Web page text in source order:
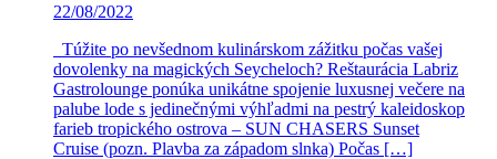
22/08/2022
Túžite po nevšednom kulinárskom zážitku počas vašej
dovolenky na magických Seycheloch? Reštaurácia Labriz
Gastrolounge ponúka unikátne spojenie luxusnej večere na
palube lode s jedinečnými výhľadmi na pestrý kaleidoskop
farieb tropického ostrova – SUN CHASERS Sunset
Cruise (pozn. Plavba za západom slnka) Počas […]